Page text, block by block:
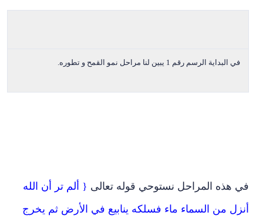
في البداية الرسم رقم 1 يبين لنا مراحل نمو القمح و تطوره.
هذه المراحل نستوحي قوله تعالى{ ألم تر أن الله
من السماء ماء فسلكه ينابيع في الأرض ثم يخرج